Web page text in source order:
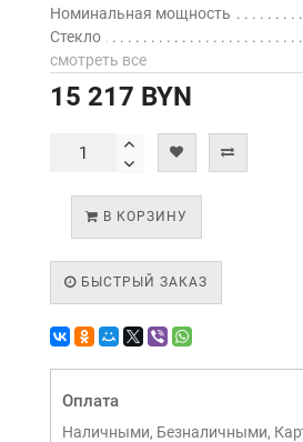
Номинальная мощность
Стекло
смотреть все
15 217 BYN
В КОРЗИНУ
БЫСТРЫЙ ЗАКАЗ
Оплата
Наличными, Безналичными,